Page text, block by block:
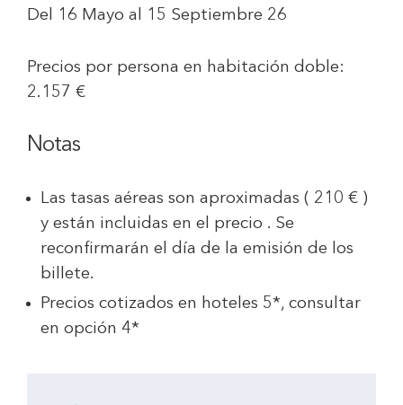
Del 16 Mayo al 15 Septiembre 26
Precios por persona en habitación doble:
2.157 €
Notas
Las tasas aéreas son aproximadas ( 210 € )
y están incluidas en el precio . Se
reconfirmarán el día de la emisión de los
billete.
Precios cotizados en hoteles 5*, consultar
en opción 4*